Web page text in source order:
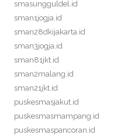
smasungguldel.id
sman1jogja.id
sman28dkijakarta.id
sman3jogja.id
sman81jkt.id
sman2malang.id
sman21jkt.id
puskesmasjakut.id
puskesmasmampang.id
puskesmaspancoran.id